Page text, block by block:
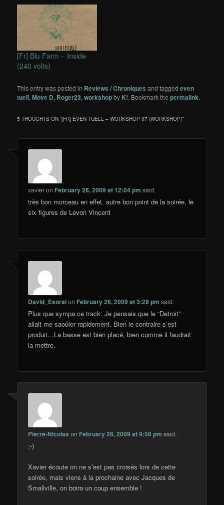
[Fr] Blu Farm – Inside
(240 volts)
This entry was posted in Reviews / Chroniques and taggedeven
tuell,Move D, Roger23,workshopby K!. Bookmark thepermalink.
5 THOUGHTS ON “[FR] EVEN TUELL – WORKSHOP 07 (WORKSHOP)”
xavieron February 26, 2009 at 12:04 pm said:
très bon morceau en effet. autre bon point de la soirée, le
six figures de Levon Vincent
David_Esoralon February 26, 2009 at 3:28 pm said:
Plus que sympa ce track. Je pensais que le “Detroit”
allait me saoûler rapidement. Bien le contraire s’est
produit…La basse est bien placé, bien comme il faudrait
la mettre.
Pierre-Nicolas on February 26, 2009 at 9:56 pm said:
;-)
Xavier écoute on ne s’est pas croisés lors de cette
soirée, mais viens à la prochaine avec Jacques de
Smallville, on boira un coup ensemble !